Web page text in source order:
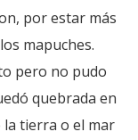
por estar más
mapuches.
pero no pudo
quebrada en
la tierra o el mar